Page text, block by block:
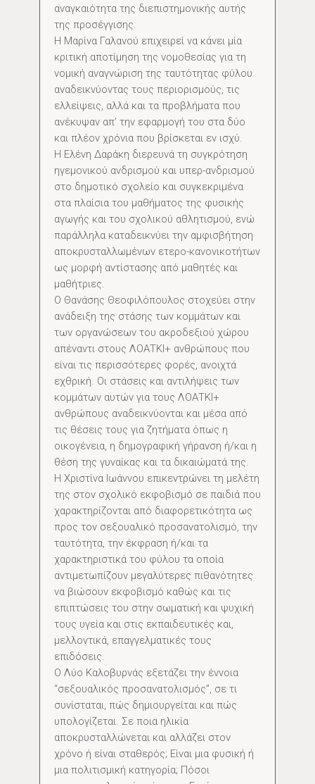
αναγκαιότητα της διεπιστημονικής αυτής
της προσέγγισης.
Η Μαρίνα Γαλανού επιχειρεί να κάνει μία
κριτική αποτίμηση της νομοθεσίας για τη
νομική αναγνώριση της ταυτότητας φύλου
αναδεικνύοντας τους περιορισμούς, τις
ελλείψεις, αλλά και τα προβλήματα που
ανέκυψαν απ’ την εφαρμογή του στα δύο
και πλέον χρόνια που βρίσκεται εν ισχύ.
Η Ελένη Δαράκη διερευνά τη συγκρότηση
ηγεμονικού ανδρισμού και υπερ-ανδρισμού
στο δημοτικό σχολείο και συγκεκριμένα
στα πλαίσια του μαθήματος της φυσικής
αγωγής και του σχολικού αθλητισμού, ενώ
παράλληλα καταδεικνύει την αμφισβήτηση
αποκρυσταλλωμένων ετερο-κανονικοτήτων
ως μορφή αντίστασης από μαθητές και
μαθήτριες.
Ο Θανάσης Θεοφιλόπουλος στοχεύει στην
ανάδειξη της στάσης των κομμάτων και
των οργανώσεων του ακροδεξιού χώρου
απέναντι στους ΛΟΑΤΚΙ+ ανθρώπους που
είναι τις περισσότερες φορές, ανοιχτά
εχθρική. Οι στάσεις και αντιλήψεις των
κομμάτων αυτών για τους ΛΟΑΤΚΙ+
ανθρώπους αναδεικνύονται και μέσα από
τις θέσεις τους για ζητήματα όπως η
οικογένεια, η δημογραφική γήρανση ή/και η
θέση της γυναίκας και τα δικαιώματά της.
Η Χριστίνα Ιωάννου επικεντρώνει τη μελέτη
της στον σχολικό εκφοβισμό σε παιδιά που
χαρακτηρίζονται από διαφορετικότητα ως
προς τον σεξουαλικό προσανατολισμό, την
ταυτότητα, την έκφραση ή/και τα
χαρακτηριστικά του φύλου τα οποία
αντιμετωπίζουν μεγαλύτερες πιθανότητες
να βιώσουν εκφοβισμό καθώς και τις
επιπτώσεις του στην σωματική και ψυχική
τους υγεία και στις εκπαιδευτικές και,
μελλοντικά, επαγγελματικές τους
επιδόσεις.
Ο Λύο Καλοβυρνάς εξετάζει την έννοια
“σεξουαλικός προσανατολισμός”, σε τι
συνίσταται, πώς δημιουργείται και πώς
υπολογίζεται. Σε ποια ηλικία
αποκρυσταλλώνεται και αλλάζει στον
χρόνο ή είναι σταθερός; Είναι μια φυσική ή
μια πολιτισμική κατηγορία; Πόσοι